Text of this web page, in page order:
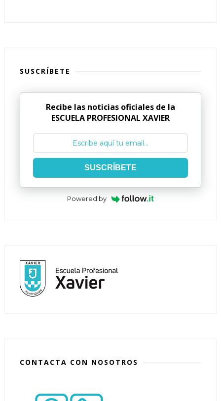
SUSCRÍBETE
Recibe las noticias oficiales de la
ESCUELA PROFESIONAL XAVIER
SUSCRÍBETE
Powered by
CONTACTA CON NOSOTROS